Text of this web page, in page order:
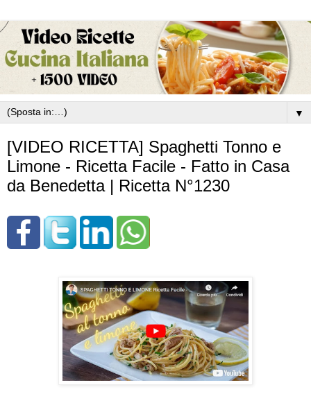
▼
[VIDEO RICETTA] Spaghetti Tonno e
Limone - Ricetta Facile - Fatto in Casa
da Benedetta | Ricetta N°1230